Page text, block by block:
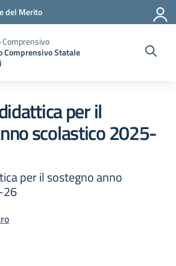
del Merito
Comprensivo Statale
per il
scolastico 2025-
per il sostegno anno
26